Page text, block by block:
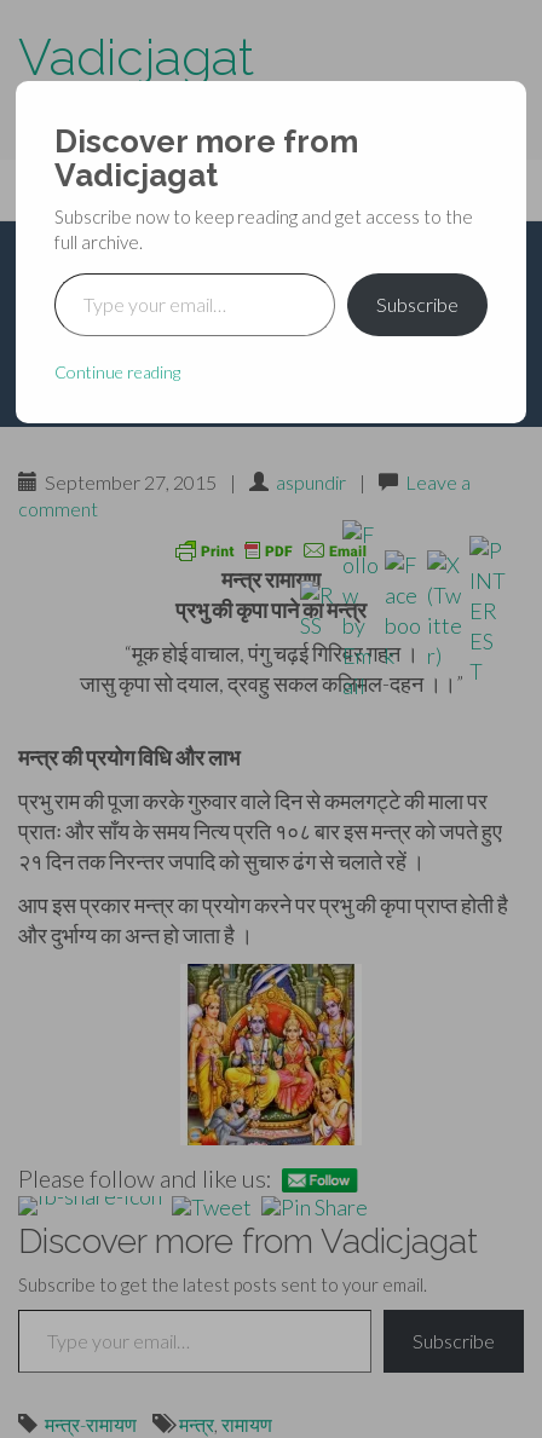
Vadicjagat
Primary
Menu
content
Vadicjagat
प्रभु की कृपा पाने का मन्त्र
September 27, 2015 | aspundir |
Leave a
comment
मन्त्र रामायण
प्रभु की कृपा पाने का मन्त्र
“मूक होई वाचाल, पंगु चढ़ई गिरिवर गहन ।
जासु कृपा सो दयाल, द्रवहु सकल कलिमल-दहन ।।”
मन्त्र की प्रयोग विधि और लाभ
प्रभु राम की पूजा करके गुरुवार वाले दिन से कमलगट्टे की माला पर
प्रातः और साँय के समय नित्य प्रति १०८ बार इस मन्त्र को जपते हुए
२१ दिन तक निरन्तर जपादि को सुचारु ढंग से चलाते रहें ।
आप इस प्रकार मन्त्र का प्रयोग करने पर प्रभु की कृपा प्राप्त होती है
और दुर्भाग्य का अन्त हो जाता है ।
Please follow and like us:
Discover more from Vadicjagat
Subscribe to get the latest posts sent to your email.
Type your email…
Subscribe
मन्त्र-रामायण मन्त्र, रामायण
Discover more from
Vadicjagat
Subscribe now to keep reading and get access to the
full archive.
Type your email…
Subscribe
Continue reading